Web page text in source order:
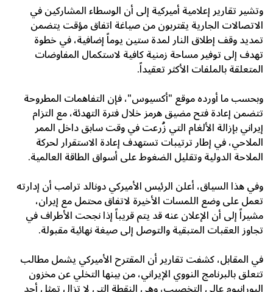
وتشير تقارير إعلامية أميركية إلى أن الوسطاء المشاركين في
الاتصالات الجارية يقتربون من صياغة اتفاق مؤقت يتضمن
تمديد وقف إطلاق النار لمدة ستين يوماً إضافية، في خطوة
تهدف إلى توفير مساحة زمنية كافية لاستكمال المفاوضات
المتعلقة بالملفات الأكثر تعقيداً.
وبحسب ما أورده موقع "أكسيوس"، فإن التفاهمات المطروحة
تتضمن إعادة فتح مضيق هرمز خلال فترة التهدئة، مع التزام
إيراني بإزالة الألغام التي زُرعت في وقت سابق داخل الممر
الملاحي، في إطار ترتيبات تستهدف إعادة الاستقرار لحركة
الملاحة الدولية وتقليل الضغوط على أسواق الطاقة العالمية.
وفي هذا السياق، أعلن الرئيس الأميركي دونالد ترامب أن إدارته
تعمل على وضع اللمسات الأخيرة لاتفاق محتمل مع إيران،
مشيراً إلى أن الإعلان عنه قد يتم قريباً إذا نجحت الأطراف في
تجاوز العقبات المتبقية والتوصل إلى صيغة نهائية مقبولة.
في المقابل، كشفت تقارير أن المقترح الأميركي يشمل مطالب
تتعلق بالبرنامج النووي الإيراني، من بينها التخلي عن مخزون